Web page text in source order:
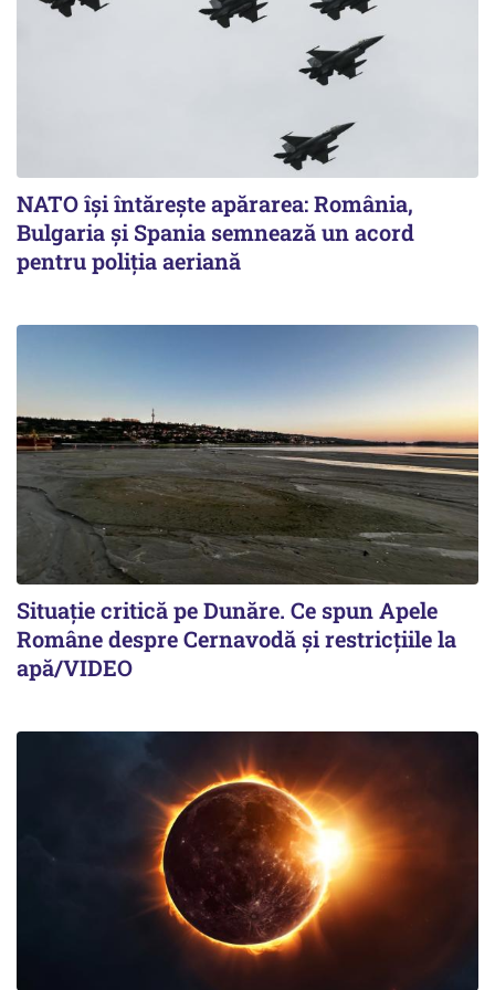
NATO își întărește apărarea: România,
Bulgaria și Spania semnează un acord
pentru poliția aeriană
Situație critică pe Dunăre. Ce spun Apele
Române despre Cernavodă și restricțiile la
apă/VIDEO